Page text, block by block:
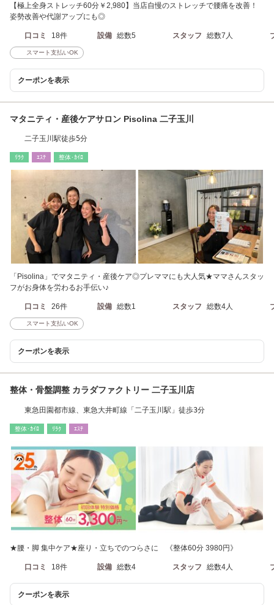
【極上全身ストレッチ60分￥2,980】当店自慢のストレッチで腰痛を改善！
姿勢改善や代謝アップにも◎
口コミ 18件 設備 総数5 スタッフ 総数7人
スマート支払いOK
クーポンを表示
マタニティ・産後ケアサロン Pisolina 二子玉川
二子玉川駅徒歩5分
ﾘﾗｸ ｴｽﾃ 整体･ｶｲﾛ
「Pisolina」でマタニティ・産後ケア◎プレママにも大人気★ママさんスタッ
フがお身体を労わるお手伝い♪
口コミ 26件 設備 総数1 スタッフ 総数4人
スマート支払いOK
クーポンを表示
整体・骨盤調整 カラダファクトリー 二子玉川店
東急田園都市線、東急大井町線「二子玉川駅」徒歩3分
整体･ｶｲﾛ ﾘﾗｸ ｴｽﾃ
★腰・脚 集中ケア★座り・立ちでのつらさに 《整体60分 3980円》
口コミ 18件 設備 総数4 スタッフ 総数4人
クーポンを表示